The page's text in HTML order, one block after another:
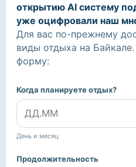
открытию AI систему
уже оцифровали наш
Для вас по-прежнему
виды отдыха на
форму:
Когда планируете отдых?
День и месяц
Продолжительность